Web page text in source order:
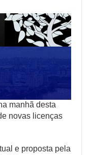
manhã desta
novas licenças
e proposta pela